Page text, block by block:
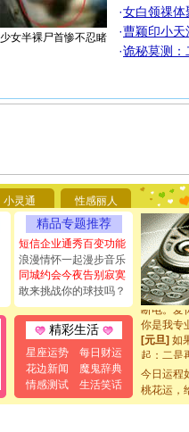
少女半裸尸首惨不忍睹
·女白领祼体
·曹颖印小天
·诡秘莫测：
小灵通 性感丽人
精品专题推荐
短信企业通秀百变功能
浪漫情怀一起漫步音乐
同城约会今夜告别寂寞
敢来挑战你的球技吗？
精彩生活
星座运势
每日财运
花边新闻
魔鬼辞典
情感测试
生活笑话
你太多，
要平安
[圣诞节]
能正大光
都要快乐
[圣诞节]
如意,快
[元旦]看
断电。爱
你是我专
[元旦] 如
起；二是
[元旦]当
泣，这痛
今日运程
桃花运，